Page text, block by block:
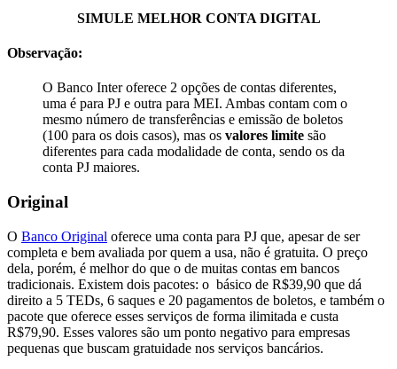
SIMULE MELHOR CONTA DIGITAL
Observação:
O Banco Inter oferece 2 opções de contas diferentes,
uma é para PJ e outra para MEI. Ambas contam com o
mesmo número de transferências e emissão de boletos
(100 para os dois casos), mas os valores limite são
diferentes para cada modalidade de conta, sendo os da
conta PJ maiores.
Original
O Banco Original oferece uma conta para PJ que, apesar de ser
completa e bem avaliada por quem a usa, não é gratuita. O preço
dela, porém, é melhor do que o de muitas contas em bancos
tradicionais. Existem dois pacotes: o básico de R$39,90 que dá
direito a 5 TEDs, 6 saques e 20 pagamentos de boletos, e também o
pacote que oferece esses serviços de forma ilimitada e custa
R$79,90. Esses valores são um ponto negativo para empresas
pequenas que buscam gratuidade nos serviços bancários.